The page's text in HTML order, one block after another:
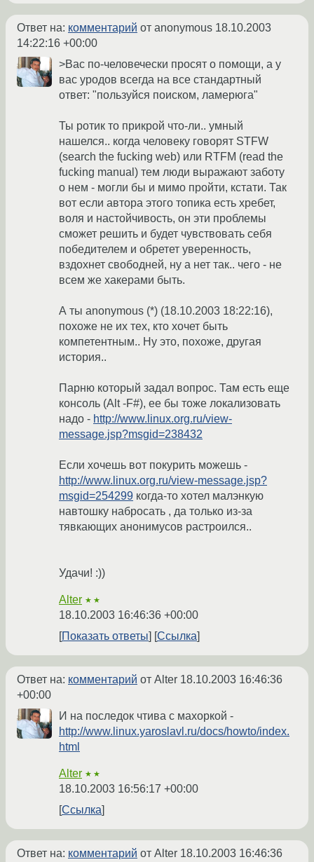
Ответ на: комментарий от anonymous 18.10.2003
14:22:16 +00:00
>Вас по-человечески просят о помощи, а у
вас уродов всегда на все стандартный
ответ: "пользуйся поиском, ламерюга"
Ты ротик то прикрой что-ли.. умный
нашелся.. когда человеку говорят STFW
(search the fucking web) или RTFM (read the
fucking manual) тем люди выражают заботу
о нем - могли бы и мимо пройти, кстати. Так
вот если автора этого топика есть хребет,
воля и настойчивость, он эти проблемы
сможет решить и будет чувствовать себя
победителем и обретет уверенность,
вздохнет свободней, ну а нет так.. чего - не
всем же хакерами быть.
А ты anonymous (*) (18.10.2003 18:22:16),
похоже не их тех, кто хочет быть
компетентным.. Ну это, похоже, другая
история..
Парню который задал вопрос. Там есть еще
консоль (Alt -F#), ее бы тоже локализовать
надо - http://www.linux.org.ru/view-
message.jsp?msgid=238432
Если хочешь вот покурить можешь -
http://www.linux.org.ru/view-message.jsp?
msgid=254299 когда-то хотел малэнкую
навтошку набросать , да только из-за
тявкающих анонимусов растроился..
Удачи! :))
Alter ★★
18.10.2003 16:46:36 +00:00
Показать ответы
Ссылка
Ответ на: комментарий от Alter 18.10.2003 16:46:36
+00:00
И на последок чтива с махоркой -
http://www.linux.yaroslavl.ru/docs/howto/index.
html
Alter ★★
18.10.2003 16:56:17 +00:00
Ссылка
Ответ на: комментарий от Alter 18.10.2003 16:46:36